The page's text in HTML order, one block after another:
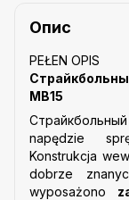
Опис
PEŁEN OPIS
MB15
napędzie
Konstrukcja
dobrze
wyposażono